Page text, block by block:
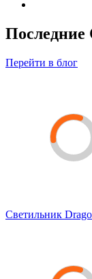
Последние
Перейти в блог
Светильник